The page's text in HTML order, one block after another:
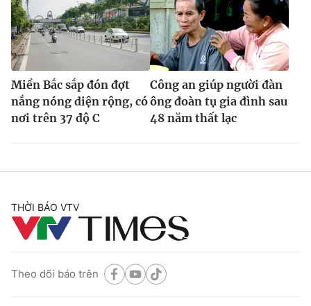
Miền Bắc sắp đón đợt
nắng nóng diện rộng, có
nơi trên 37 độ C
Công an giúp người đàn
ông đoàn tụ gia đình sau
48 năm thất lạc
THỜI BÁO VTV
Theo dõi báo trên